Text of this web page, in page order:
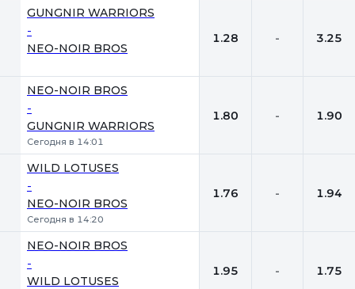
GUNGNIR WARRIORS
-
NEO-NOIR BROS
1.28 - 3.25
NEO-NOIR BROS
-
GUNGNIR WARRIORS
Сегодня в 14:01
1.80 - 1.90
WILD LOTUSES
-
NEO-NOIR BROS
Сегодня в 14:20
1.76 - 1.94
NEO-NOIR BROS
-
WILD LOTUSES
1.95 - 1.75